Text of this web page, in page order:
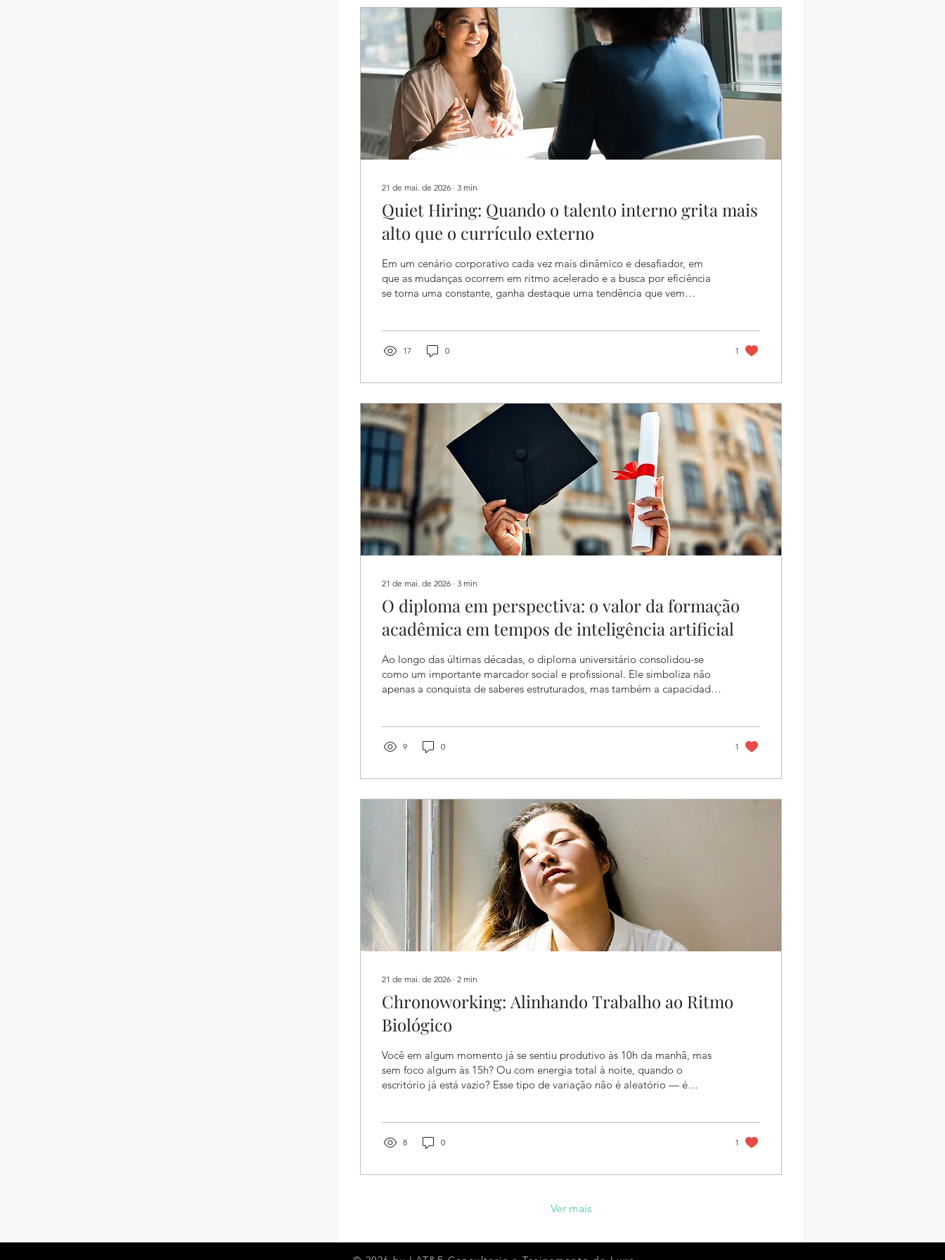
21 de mai. de 2026 ∙ 3 min
Quiet Hiring: Quando o talento interno grita mais
alto que o currículo externo
Em um cenário corporativo cada vez mais dinâmico e desafiador, em
que as mudanças ocorrem em ritmo acelerado e a busca por eficiência
se torna uma constante, ganha destaque uma tendência que vem
O quiet hiring, ou "contratação silenciosa", trata-se de uma abordagem
17 0 1
21 de mai. de 2026 ∙ 3 min
O diploma em perspectiva: o valor da formação
acadêmica em tempos de inteligência artificial
Ao longo das últimas décadas, o diploma universitário consolidou-se
como um importante marcador social e profissional. Ele simboliza não
apenas a conquista de saberes estruturados, mas também a capacidade
trabalho qualificado, torna-se necessário revisitar o papel do diploma —
9 0 1
21 de mai. de 2026 ∙ 2 min
Chronoworking: Alinhando Trabalho ao Ritmo
Biológico
Você em algum momento já se sentiu produtivo às 10h da manhã, mas
sem foco algum às 15h? Ou com energia total à noite, quando o
escritório já está vazio? Esse tipo de variação não é aleatório — é
______________________________________________________________________
8 0 1
Ver mais